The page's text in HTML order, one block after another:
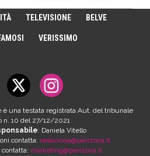
TELEVISIONE BELVE
VERISSIMO
è una testata registrata Aut. del tribunale
n. 10 del 27/12/2021
: Daniela Vitello
contatta: redazione@perizona.it
marketing@perizona.it